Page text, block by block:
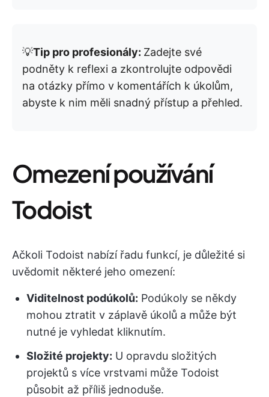
💡Tip pro profesionály: Zadejte své
podněty k reflexi a zkontrolujte odpovědi
na otázky přímo v komentářích k úkolům,
abyste k nim měli snadný přístup a přehled.
Omezení používání
Todoist
Ačkoli Todoist nabízí řadu funkcí, je důležité si
uvědomit některé jeho omezení:
Viditelnost podúkolů: Podúkoly se někdy
mohou ztratit v záplavě úkolů a může být
nutné je vyhledat kliknutím.
Složité projekty: U opravdu složitých
projektů s více vrstvami může Todoist
působit až příliš jednoduše.